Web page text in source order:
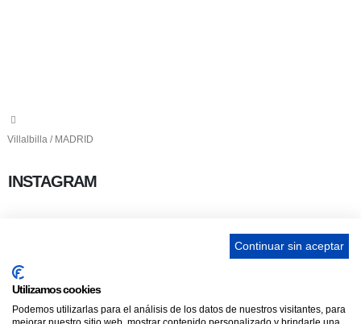
Villalbilla / MADRID
INSTAGRAM
ENLACES
Contacta
Continuar sin aceptar
Utilizamos cookies
Podemos utilizarlas para el análisis de los datos de nuestros visitantes, para